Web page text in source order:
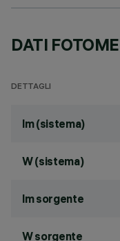
DATI
DETTAGLI
lm (sistema)
W (sistema)
lm sorgente
W sorgente